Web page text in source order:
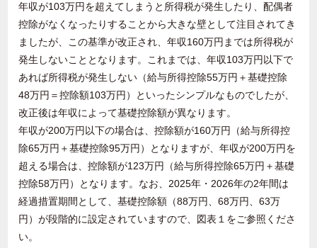
年収が103万円を超えてしまうと所得税が発生したり、配偶者
控除がなくなったりすることから大きな壁として注目されてき
ましたが、この基準が改正され、年収160万円までは所得税が
発生しないこととなります。これまでは、年収103万円以下で
あれば所得税が発生しない（給与所得控除55万円＋基礎控除
48万円＝控除額103万円）といったシンプルなものでしたが、
改正後は年収によって基礎控除額が異なります。
年収が200万円以下の場合は、控除額が160万円（給与所得控
除65万円＋基礎控除95万円）となりますが、年収が200万円を
超える場合は、控除額が123万円（給与所得控除65万円＋基礎
控除58万円）となります。なお、 2025年・ 2026年の2年間は
経過措置期間として、基礎控除額（88万円、68万円、63万
円）が段階的に設定されていますので、図表１をご参照くださ
い。